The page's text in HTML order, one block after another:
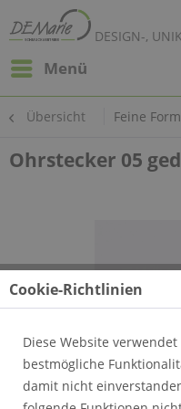
DESIGN-,
Menü
Übersicht Feine
Ohrstecker 05
Cookie-Richtlinien
Diese Website
bestmögliche
damit nicht